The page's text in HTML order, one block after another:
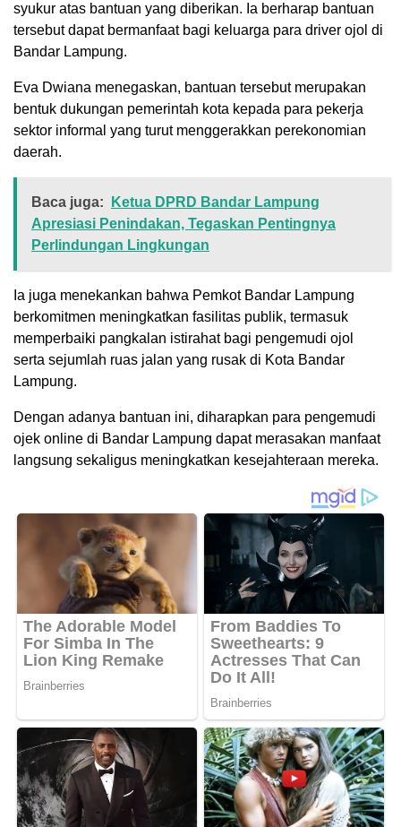
syukur atas bantuan yang diberikan. Ia berharap bantuan
tersebut dapat bermanfaat bagi keluarga para driver ojol di
Bandar Lampung.
Eva Dwiana menegaskan, bantuan tersebut merupakan
bentuk dukungan pemerintah kota kepada para pekerja
sektor informal yang turut menggerakkan perekonomian
daerah.
Baca juga:
Ketua DPRD Bandar Lampung
Apresiasi Penindakan, Tegaskan Pentingnya
Perlindungan Lingkungan
Ia juga menekankan bahwa Pemkot Bandar Lampung
berkomitmen meningkatkan fasilitas publik, termasuk
memperbaiki pangkalan istirahat bagi pengemudi ojol
serta sejumlah ruas jalan yang rusak di Kota Bandar
Lampung.
Dengan adanya bantuan ini, diharapkan para pengemudi
ojek online di Bandar Lampung dapat merasakan manfaat
langsung sekaligus meningkatkan kesejahteraan mereka.